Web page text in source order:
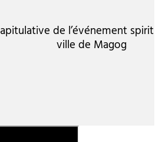
de l’événement
ville de Magog